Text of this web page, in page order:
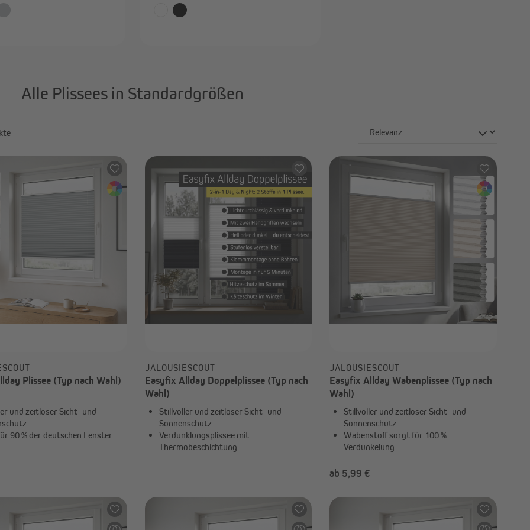
Alle Plissees in Standardgrößen
Plissee (Typ nach Wahl)
und zeitloser Sicht- und
90 % der deutschen Fenster
JALOUSIESCOUT
Easyfix Allday Doppelplissee (Typ nach
Wahl)
Stillvoller und zeitloser Sicht- und
Sonnenschutz
Verdunklungsplissee mit
Thermobeschichtung
JALOUSIESCOUT
Easyfix Allday Wabenplissee (Typ nach
Wahl)
Stillvoller und zeitloser Sicht- und
Sonnenschutz
Wabenstoff sorgt für 100 %
Verdunkelung
ab 5,99 €